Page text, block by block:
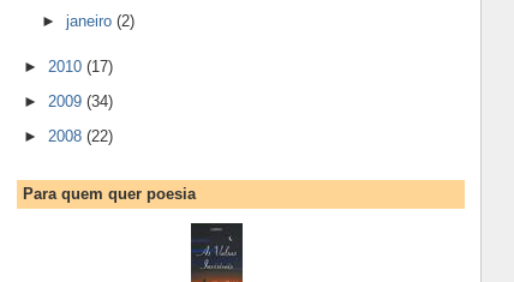
►janeiro(2)
► 2010 (17)
► 2009 (34)
► 2008 (22)
Para quem quer poesia